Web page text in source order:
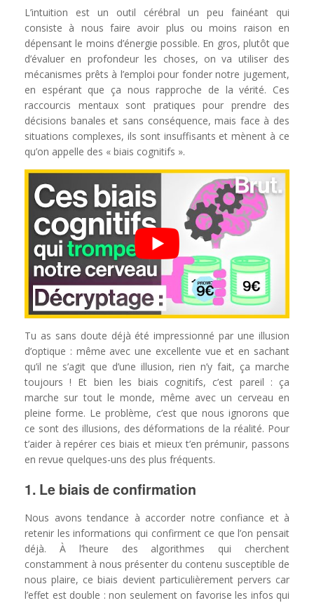
L’intuition est un outil cérébral un peu fainéant qui
consiste à nous faire avoir plus ou moins raison en
dépensant le moins d’énergie possible. En gros, plutôt que
d’évaluer en profondeur les choses, on va utiliser des
mécanismes prêts à l’emploi pour fonder notre jugement,
en espérant que ça nous rapproche de la vérité. Ces
raccourcis mentaux sont pratiques pour prendre des
décisions banales et sans conséquence, mais face à des
situations complexes, ils sont insuffisants et mènent à ce
qu’on appelle des « biais cognitifs ».
Tu as sans doute déjà été impressionné par une illusion
d’optique : même avec une excellente vue et en sachant
qu’il ne s’agit que d’une illusion, rien n’y fait, ça marche
toujours ! Et bien les biais cognitifs, c’est pareil : ça
marche sur tout le monde, même avec un cerveau en
pleine forme. Le problème, c’est que nous ignorons que
ce sont des illusions, des déformations de la réalité. Pour
t’aider à repérer ces biais et mieux t’en prémunir, passons
en revue quelques-uns des plus fréquents.
1. Le biais de confirmation
Nous avons tendance à accorder notre confiance et à
retenir les informations qui confirment ce que l’on pensait
déjà. À l’heure des algorithmes qui cherchent
constamment à nous présenter du contenu susceptible de
nous plaire, ce biais devient particulièrement pervers car
l’effet est double : non seulement on favorise les infos qui